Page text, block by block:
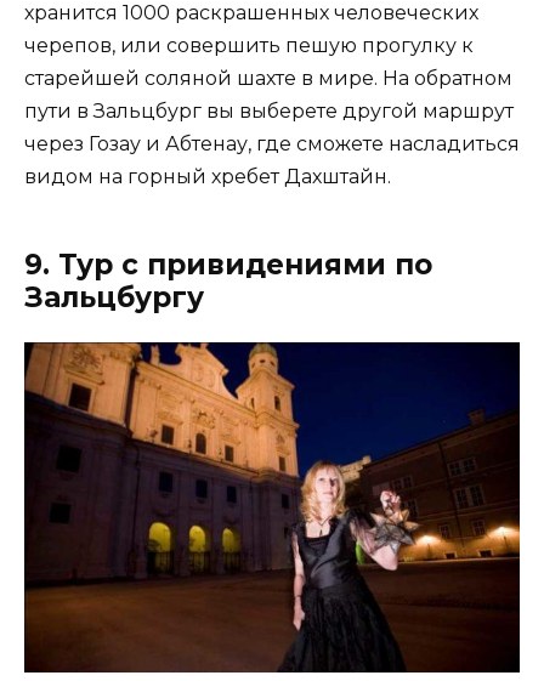
хранится 1000 раскрашенных человеческих
черепов, или совершить пешую прогулку к
старейшей соляной шахте в мире. На обратном
пути в Зальцбург вы выберете другой маршрут
через Гозау и Абтенау, где сможете насладиться
видом на горный хребет Дахштайн.
9. Тур с привидениями по
Зальцбургу